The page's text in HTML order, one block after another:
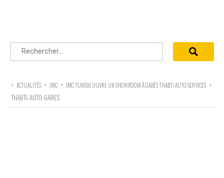
Rechercher :
> ACTUALITÉS > JMC > JMC TUNISIE OUVRE UN SHOWROOM À GABÈS THABTI AUTO SERVICES >
THABTI-AUTO-GABES